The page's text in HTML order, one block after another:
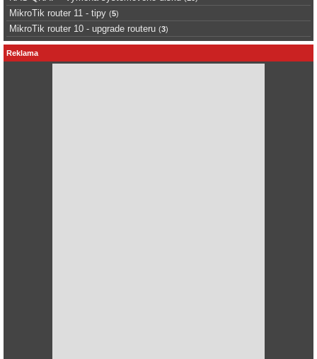
MikroTik router 11 - tipy (5)
MikroTik router 10 - upgrade routeru (3)
Reklama